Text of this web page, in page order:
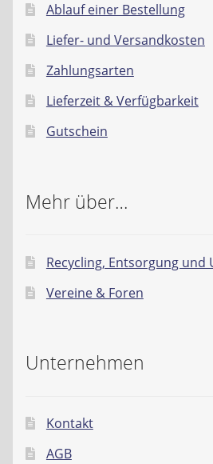
Ablauf einer Bestellung
Liefer- und Versandkosten
Zahlungsarten
Lieferzeit & Verfügbarkeit
Gutschein
Mehr über…
Recycling, Entsorgung und
Vereine & Foren
Unternehmen
Kontakt
AGB